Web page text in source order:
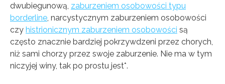
dwubiegunową, zaburzeniem osobowości typu
borderline, narcystycznym zaburzeniem osobowości
czy histrionicznym zaburzeniem osobowości są
często znacznie bardziej pokrzywdzeni przez chorych,
niż sami chorzy przez swoje zaburzenie. Nie ma w tym
niczyjej winy, tak po prostu jest*.